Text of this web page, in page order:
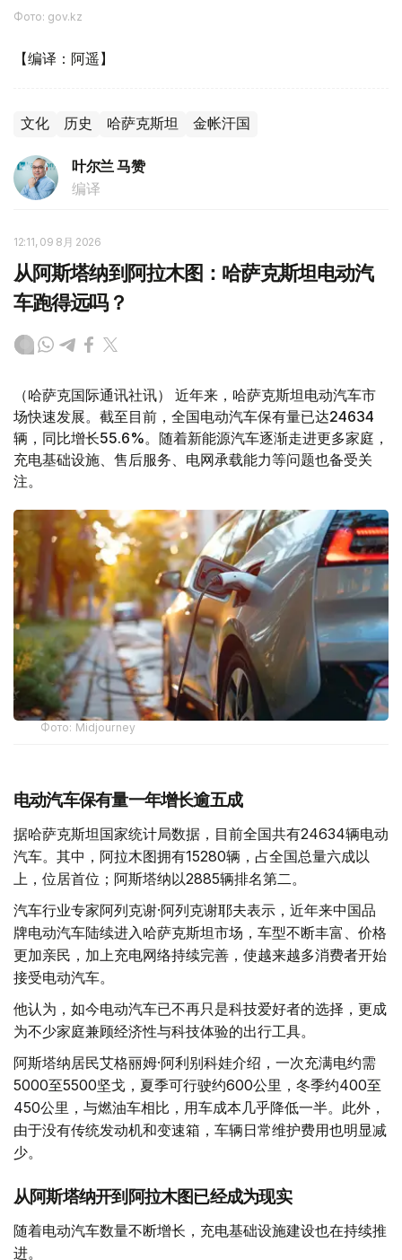
Фото: gov.kz
【编译：阿遥】
文化 历史 哈萨克斯坦 金帐汗国
叶尔兰 马赞
编译
12:11, 09 8月 2026
从阿斯塔纳到阿拉木图：哈萨克斯坦电动汽
车跑得远吗？
（哈萨克国际通讯社讯） 近年来，哈萨克斯坦电动汽车市
场快速发展。截至目前，全国电动汽车保有量已达24634
辆，同比增长55.6%。随着新能源汽车逐渐走进更多家庭，
充电基础设施、售后服务、电网承载能力等问题也备受关
注。
Фото: Midjourney
电动汽车保有量一年增长逾五成
据哈萨克斯坦国家统计局数据，目前全国共有24634辆电动
汽车。其中，阿拉木图拥有15280辆，占全国总量六成以
上，位居首位；阿斯塔纳以2885辆排名第二。
汽车行业专家阿列克谢·阿列克谢耶夫表示，近年来中国品
牌电动汽车陆续进入哈萨克斯坦市场，车型不断丰富、价格
更加亲民，加上充电网络持续完善，使越来越多消费者开始
接受电动汽车。
他认为，如今电动汽车已不再只是科技爱好者的选择，更成
为不少家庭兼顾经济性与科技体验的出行工具。
阿斯塔纳居民艾格丽姆·阿利别科娃介绍，一次充满电约需
5000至5500坚戈，夏季可行驶约600公里，冬季约400至
450公里，与燃油车相比，用车成本几乎降低一半。此外，
由于没有传统发动机和变速箱，车辆日常维护费用也明显减
少。
从阿斯塔纳开到阿拉木图已经成为现实
随着电动汽车数量不断增长，充电基础设施建设也在持续推
进。